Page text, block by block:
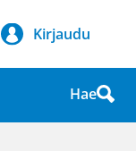
Kirjaudu
Hae